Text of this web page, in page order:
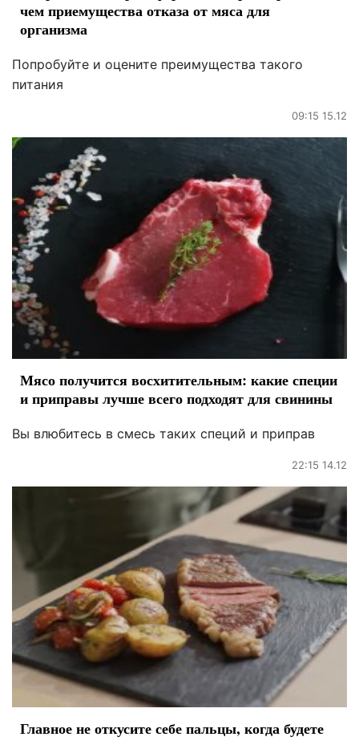
чем приемущества отказа от мяса для
организма
Попробуйте и оцените преимущества такого
питания
09:15 15.12
Мясо получится восхитительным: какие специи
и приправы лучше всего подходят для свинины
Вы влюбитесь в смесь таких специй и приправ
22:15 14.12
Главное не откусите себе пальцы, когда будете